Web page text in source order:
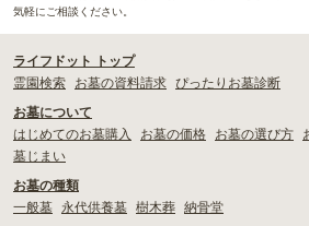
気軽にご相談ください。
ライフドット トップ
霊園検索
お墓の資料請求 ぴったりお墓診断
お墓について
はじめてのお墓購入
お墓の価格 お墓の選び方
墓じまい
お墓の種類
一般墓
永代供養墓 樹木葬 納骨堂